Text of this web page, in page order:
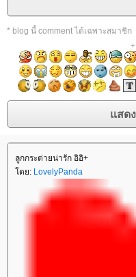
* blog นี้ comment ได้เฉพาะสมาชิก
+
ลูกกระต่ายน่ารัก อิอิ+
ดย: LovelyPanda